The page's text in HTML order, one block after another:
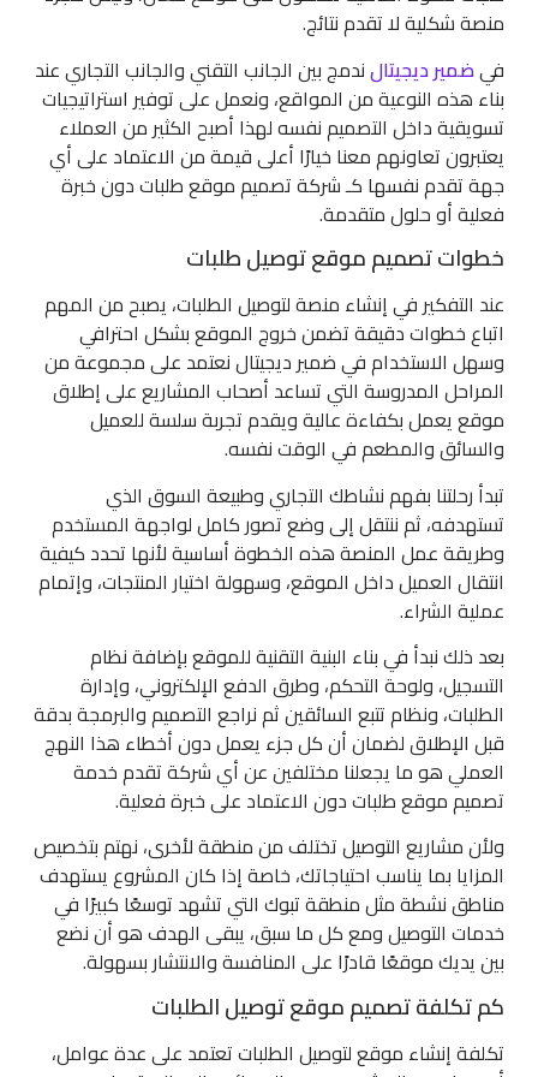
منصة شكلية لا تقدم نتائج.
في ضمير ديجيتالندمج بين الجانب التقني والجانب التجاري عند
بناء هذه النوعية من المواقع، ونعمل على توفير استراتيجيات
تسويقية داخل التصميم نفسه لهذا أصبح الكثير من العملاء
يعتبرون تعاونهم معنا خيارًا أعلى قيمة من الاعتماد على أي
جهة تقدم نفسها كـ شركة تصميم موقع طلبات دون خبرة
فعلية أو حلول متقدمة.
خطوات تصميم موقع توصيل طلبات
عند التفكير في إنشاء منصة لتوصيل الطلبات، يصبح من المهم
اتباع خطوات دقيقة تضمن خروج الموقع بشكل احترافي
وسهل الاستخدام في ضمير ديجيتال نعتمد على مجموعة من
المراحل المدروسة التي تساعد أصحاب المشاريع على إطلاق
موقع يعمل بكفاءة عالية ويقدم تجربة سلسة للعميل
والسائق والمطعم في الوقت نفسه.
تبدأ رحلتنا بفهم نشاطك التجاري وطبيعة السوق الذي
تستهدفه، ثم ننتقل إلى وضع تصور كامل لواجهة المستخدم
وطريقة عمل المنصة هذه الخطوة أساسية لأنها تحدد كيفية
انتقال العميل داخل الموقع، وسهولة اختيار المنتجات، وإتمام
عملية الشراء.
بعد ذلك نبدأ في بناء البنية التقنية للموقع بإضافة نظام
التسجيل، ولوحة التحكم، وطرق الدفع الإلكتروني، وإدارة
الطلبات، ونظام تتبع السائقين ثم نراجع التصميم والبرمجة بدقة
قبل الإطلاق لضمان أن كل جزء يعمل دون أخطاء هذا النهج
العملي هو ما يجعلنا مختلفين عن أي شركة تقدم خدمة
تصميم موقع طلبات دون الاعتماد على خبرة فعلية.
ولأن مشاريع التوصيل تختلف من منطقة لأخرى، نهتم بتخصيص
المزايا بما يناسب احتياجاتك، خاصة إذا كان المشروع يستهدف
مناطق نشطة مثل منطقة تبوك التي تشهد توسعًا كبيرًا في
خدمات التوصيل ومع كل ما سبق، يبقى الهدف هو أن نضع
بين يديك موقعًا قادرًا على المنافسة والانتشار بسهولة.
كم تكلفة تصميم موقع توصيل الطلبات
تكلفة إنشاء موقع لتوصيل الطلبات تعتمد على عدة عوامل،